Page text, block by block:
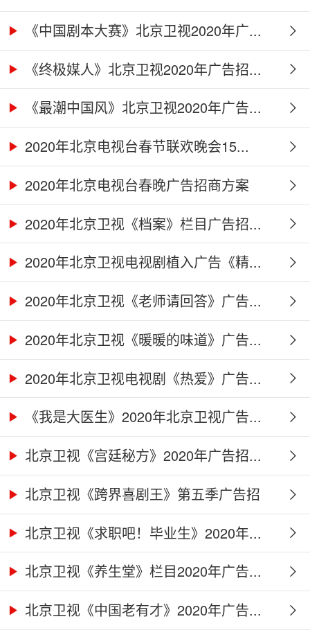
《中国剧本大赛》北京卫视2020年广...
《终极媒人》北京卫视2020年广告招...
《最潮中国风》北京卫视2020年广告...
2020年北京电视台春节联欢晚会15...
2020年北京电视台春晚广告招商方案
2020年北京卫视《档案》栏目广告招...
2020年北京卫视电视剧植入广告《精...
2020年北京卫视《老师请回答》广告...
2020年北京卫视《暖暖的味道》广告...
2020年北京卫视电视剧《热爱》广告...
《我是大医生》2020年北京卫视广告...
北京卫视《宫廷秘方》2020年广告招...
北京卫视《跨界喜剧王》第五季广告招
商...北京卫视《求职吧！毕业生》2020年...
北京卫视《养生堂》栏目2020年广告...
北京卫视《中国老有才》2020年广告...